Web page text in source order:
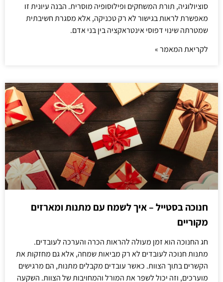
סוציולוגיה, תורת המשחקים ופילוסופיה מוסרית. הבנה עיונית זו
מאפשרת לראות בגישור לא רק טכניקה, אלא מסגרת חשיבתית
שמטרתה שינוי דפוסי אינטראקציה בין בני אדם.
לקריאת המאמר »
חנוכה בסטייל – איך לשמח עם מתנות ומארזים
מקוריים
חג החנוכה הוא זמן מעולה להראות הכרה והערכה לעובדים.
מתנות חנוכה לעובדים לא רק מביאות שמחה, אלא גם מחזקות את
הקשרים בתוך הצוות. כאשר עובדים מקבלים מתנות, הם מרגישים
מוערכים, וזה יכול לשפר את המורל והמחויבות של הצוות. השקעה